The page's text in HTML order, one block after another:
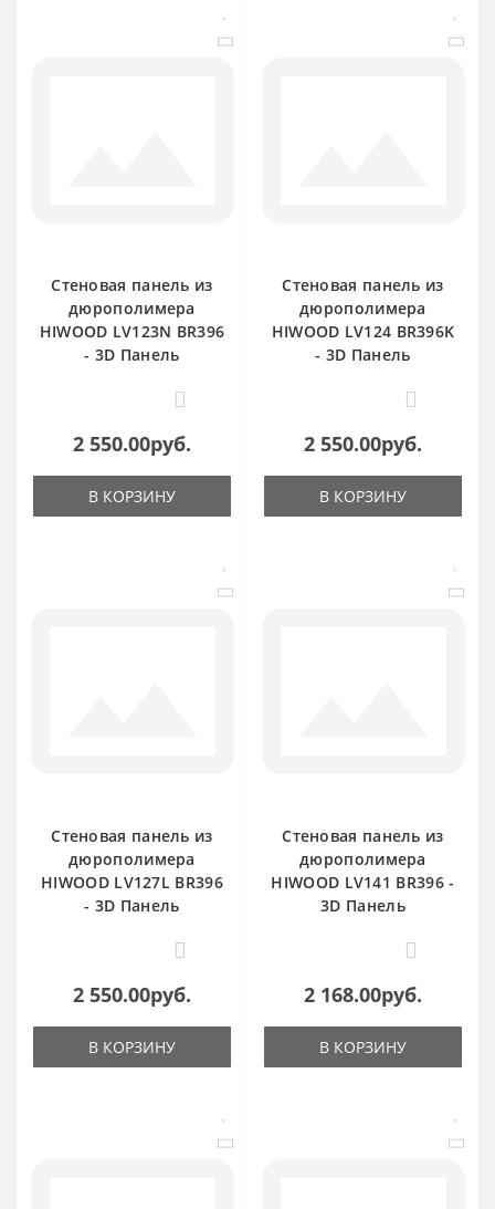
Стеновая панель из
дюрополимера
HIWOOD LV123N BR396
- 3D Панель
0
2 550.00руб.
В КОРЗИНУ
Стеновая панель из
дюрополимера
HIWOOD LV124 BR396K
- 3D Панель
0
2 550.00руб.
В КОРЗИНУ
Стеновая панель из
дюрополимера
HIWOOD LV127L BR396
- 3D Панель
0
2 550.00руб.
В КОРЗИНУ
Стеновая панель из
дюрополимера
HIWOOD LV141 BR396 -
3D Панель
0
2 168.00руб.
В КОРЗИНУ